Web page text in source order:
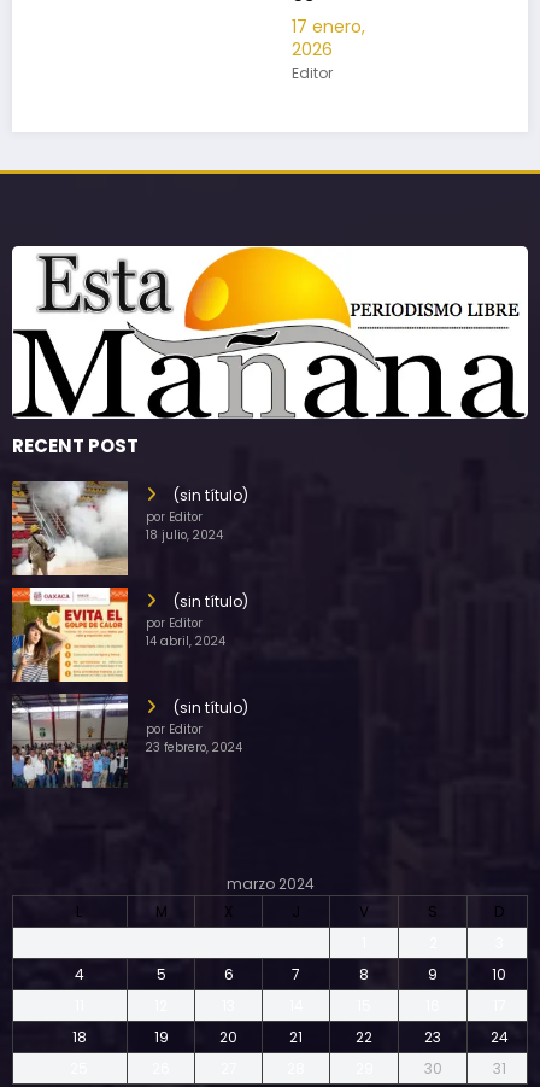
RECENT POST
(sin título)
por Editor
18 julio, 2024
(sin título)
por Editor
14 abril, 2024
(sin título)
por Editor
23 febrero, 2024
marzo 2024
L
M X J V S
D
4
5 6 7 8 9
10
18
19 20 21 22 23
24
30 31